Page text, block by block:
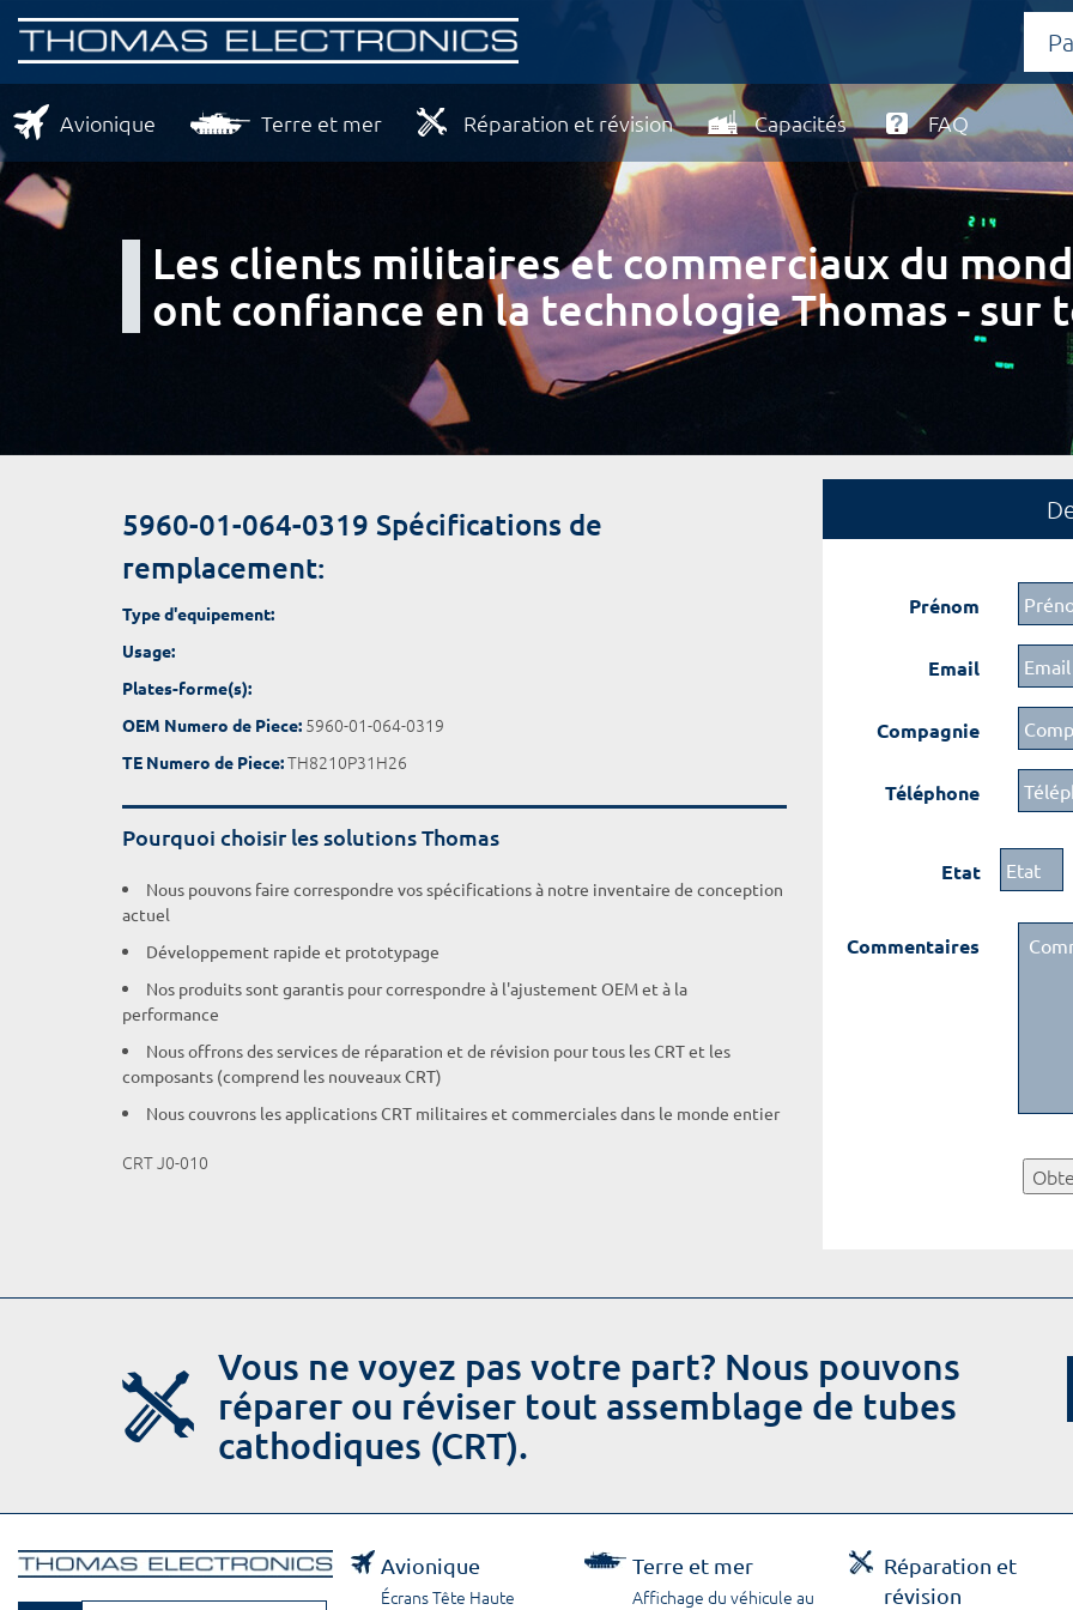
Avionique Terre et mer Réparation et révision Capacités FAQ
Les clients militaires et commerciaux du
ont confiance en la technologie Thomas - sur
5960-01-064-0319 Spécifications de
remplacement:
Type d'equipement:
Usage:
Plates-forme(s):
OEM Numero de Piece: 5960-01-064-0319
TE Numero de Piece:TH8210P31H26
Pourquoi choisir les solutions Thomas
Nous pouvons faire correspondre vos spécifications à notre inventaire de conception
actuel
Développement rapide et prototypage
Nos produits sont garantis pour correspondre à l'ajustement OEM et à la
performance
Nous offrons des services de réparation et de révision pour tous les CRT et les
composants (comprend les nouveaux CRT)
Nous couvrons les applications CRT militaires et commerciales dans le monde entier
CRT J0-010
Prénom
Email
Compagnie
Téléphone
Etat
Commentaires
Vous ne voyez pas votre part? Nous pouvons
réparer ou réviser tout assemblage de tubes
cathodiques (CRT).
Avionique
Écrans Tête Haute
Terre et mer
Affichage du véhicule au
Réparation et
révision